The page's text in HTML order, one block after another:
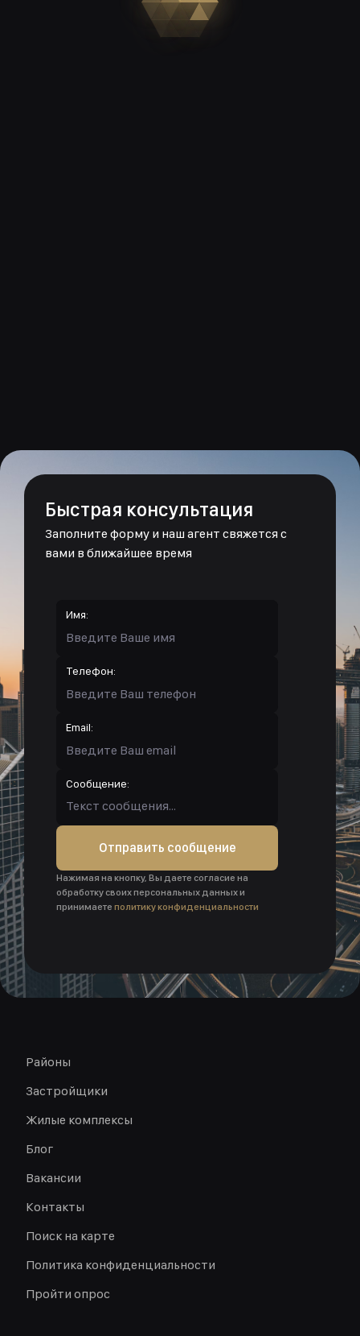
Быстрая консультация
Заполните форму и наш агент свяжется с
вами в ближайшее время
Имя:
Телефон:
Email:
Сообщение:
Отправить сообщение
Нажимая на кнопку, Вы даете согласие на
обработку своих персональных данных и
принимаете политику конфиденциальности
Районы
Застройщики
Жилые комплексы
Блог
Вакансии
Контакты
Поиск на карте
Политика конфиденциальности
Пройти опрос